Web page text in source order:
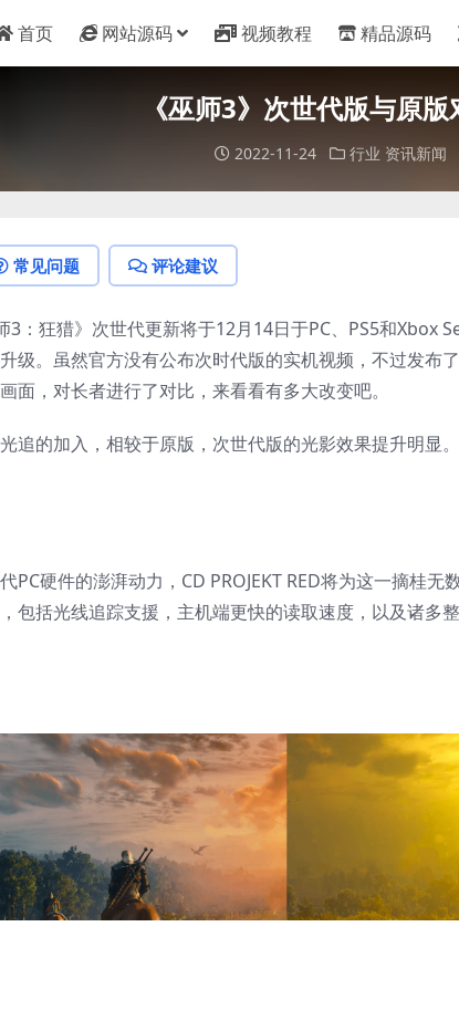
首页 网站源码 视频教程 精品源码
《巫师3》次世代版与原
2022-11-24 行业 资讯新闻
常见问题 评论建议
3：狂猎》次世代更新将于12月14日于PC、PS5和Xbox
级。虽然官方没有公布次时代版的实机视频，不过发布
面，对长者进行了对比，来看看有多大改变吧。
追的加入，相较于原版，次世代版的光影效果提升明显
PC硬件的澎湃动力，CD PROJEKT RED将为这一摘桂
包括光线追踪支援，主机端更快的读取速度，以及诸多